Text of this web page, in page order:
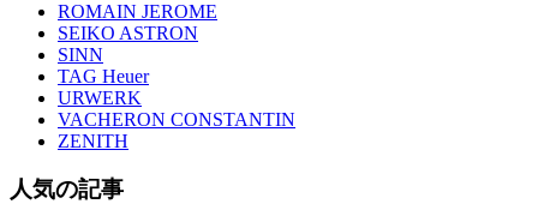
ROMAIN JEROME
SEIKO ASTRON
SINN
TAG Heuer
URWERK
VACHERON CONSTANTIN
ZENITH
人気の記事